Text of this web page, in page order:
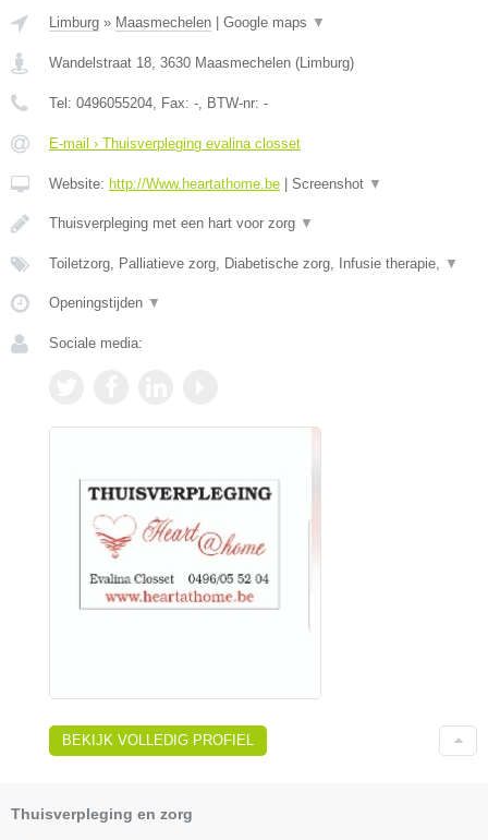
Limburg » Maasmechelen Google maps ▼
Wandelstraat 18, 3630 Maasmechelen (Limburg)
Tel: 0496055204, Fax: -, BTW-nr: -
E-mail › Thuisverpleging evalina closset
Website: http://Www.heartathome.be Screenshot ▼
Thuisverpleging met een hart voor zorg ▼
Toiletzorg, Palliatieve zorg, Diabetische zorg, Infusie therapie, ▼
Openingstijden ▼
Sociale media:
BEKIJK VOLLEDIG PROFIEL
Thuisverpleging en zorg